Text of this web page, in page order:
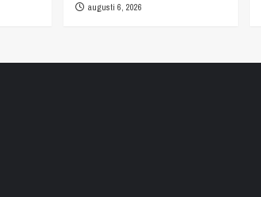
augusti 6, 2026